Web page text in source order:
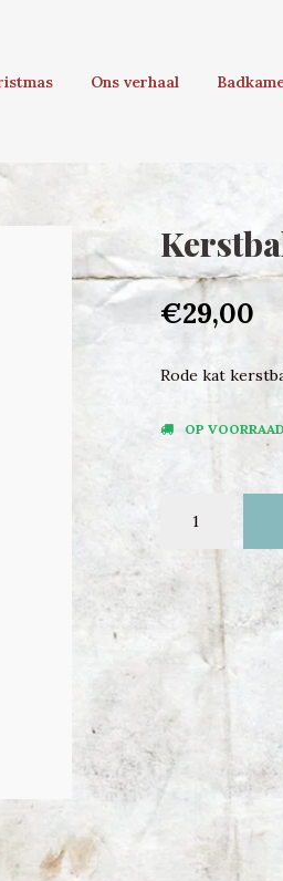
Ons verhaal
€29,00
Rode kat
OP VOORRAAD